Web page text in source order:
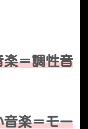
＝調性音
楽＝モー